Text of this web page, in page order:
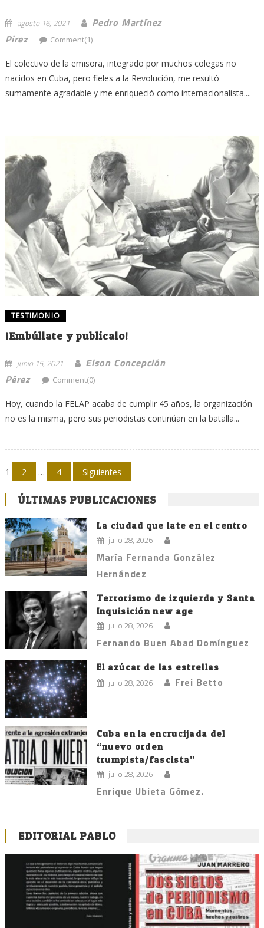
agosto 16, 2021
Pedro Martínez
Pirez
Comment(1)
El colectivo de la emisora, integrado por muchos colegas no
nacidos en Cuba, pero fieles a la Revolución, me resultó
sumamente agradable y me enriqueció como internacionalista....
TESTIMONIO
¡Embúllate y publícalo!
junio 15, 2021
Elson Concepción
Pérez
Comment(0)
Hoy, cuando la FELAP acaba de cumplir 45 años, la organización
no es la misma, pero sus periodistas continúan en la batalla...
Navegación
de
entradas
1 2 … 4 Siguientes
ÚLTIMAS PUBLICACIONES
La ciudad que late en el centro
julio 28, 2026
María Fernanda González
Hernández
Terrorismo de izquierda y Santa
Inquisición new age
julio 28, 2026
Fernando Buen Abad Domínguez
El azúcar de las estrellas
julio 28, 2026 Frei Betto
Cuba en la encrucijada del
“nuevo orden
trumpista/fascista”
julio 28, 2026
Enrique Ubieta Gómez.
EDITORIAL PABLO